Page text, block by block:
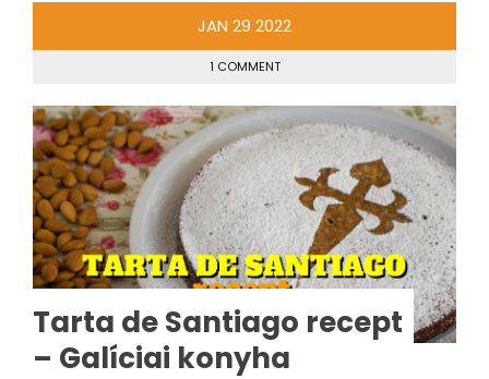
JAN 29 2022
1 COMMENT
Tarta de Santiago recept
– Galíciai konyha